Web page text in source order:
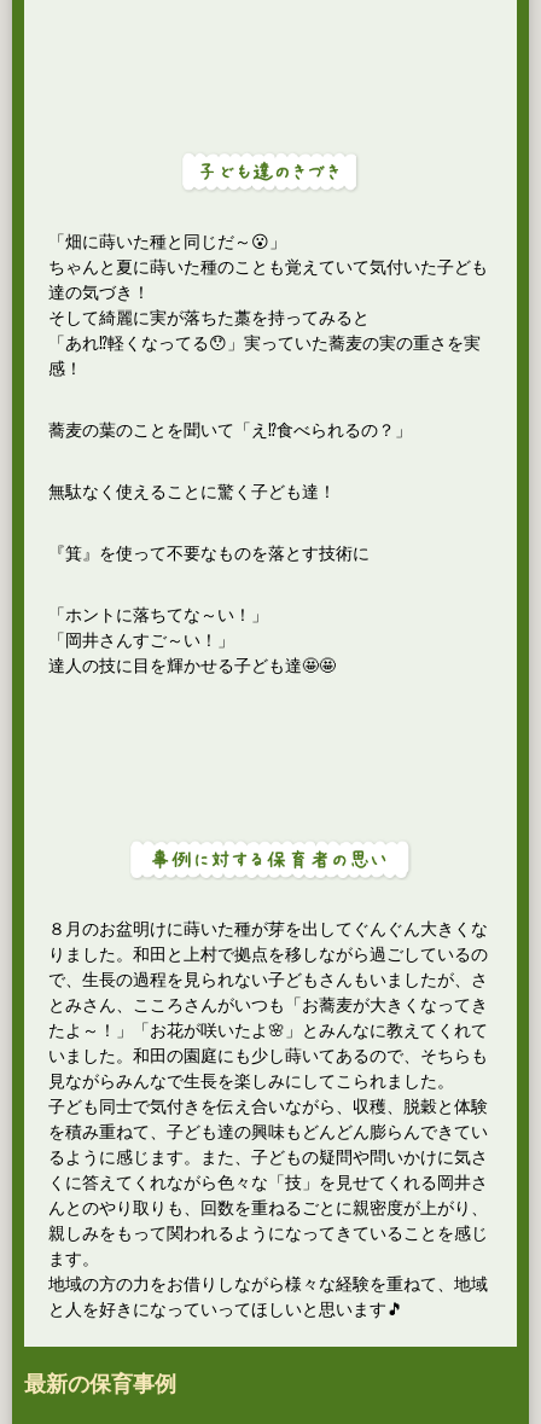
「畑に蒔いた種と同じだ～😮」
ちゃんと夏に蒔いた種のことも覚えていて気付いた子ども
達の気づき！
そして綺麗に実が落ちた藁を持ってみると
「あれ⁉軽くなってる😯」実っていた蕎麦の実の重さを実
感！
蕎麦の葉のことを聞いて「え⁉食べられるの？」
無駄なく使えることに驚く子ども達！
『箕』を使って不要なものを落とす技術に
「ホントに落ちてな～い！」
「岡井さんすご～い！」
達人の技に目を輝かせる子ども達🤩🤩
８月のお盆明けに蒔いた種が芽を出してぐんぐん大きくな
りました。和田と上村で拠点を移しながら過ごしているの
で、生長の過程を見られない子どもさんもいましたが、さ
とみさん、こころさんがいつも「お蕎麦が大きくなってき
たよ～！」「お花が咲いたよ🌸」とみんなに教えてくれて
いました。和田の園庭にも少し蒔いてあるので、そちらも
見ながらみんなで生長を楽しみにしてこられました。
子ども同士で気付きを伝え合いながら、収穫、脱穀と体験
を積み重ねて、子ども達の興味もどんどん膨らんできてい
るように感じます。また、子どもの疑問や問いかけに気さ
くに答えてくれながら色々な「技」を見せてくれる岡井さ
んとのやり取りも、回数を重ねるごとに親密度が上がり、
親しみをもって関われるようになってきていることを感じ
ます。
地域の方の力をお借りしながら様々な経験を重ねて、地域
と人を好きになっていってほしいと思います🎵
最新の保育事例